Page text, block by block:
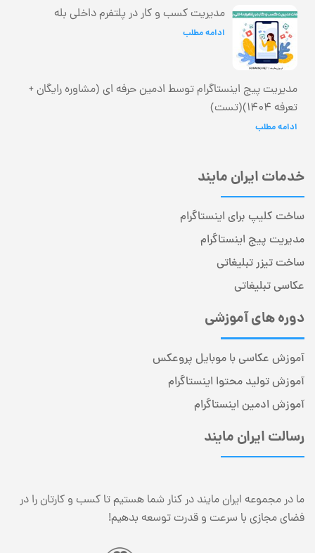
مدیریت کسب و کار در پلتفرم داخلی بله
ادامه مطلب
مدیریت پیج اینستاگرام توسط ادمین حرفه ای (مشاوره رایگان +
تعرفه 1404)(تست)
ادامه مطلب
خدمات ایران مایند
ساخت کلیپ برای اینستاگرام
مدیریت پیج اینستاگرام
ساخت تیزر تبلیغاتی
عکاسی تبلیغاتی
دوره های آموزشی
آموزش عکاسی با موبایل پروعکس
آموزش تولید محتوا اینستاگرام
آموزش ادمین اینستاگرام
رسالت ایران مایند
ما در مجموعه ایران مایند در کنار شما هستیم تا کسب و کارتان را در
فضای مجازی با سرعت و قدرت توسعه بدهیم!